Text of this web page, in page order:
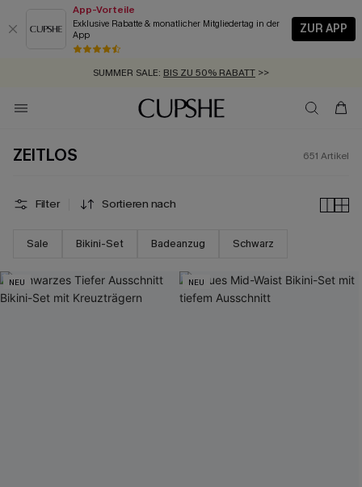
App-Vorteile
Exklusive Rabatte & monatlicher Mitgliedertag in der
App
ZUR APP
GRATIS MASSBAND MIT JEDEM SCHNELLVERSAND-ARTIKEL >>
SUMMER SALE:
ZUM NEWSLETTER:BIS ZU -20% EXTRA ERHALTEN
KOSTENLOSER VERSAND AB 89 €
ZEITLOS 651 Artikel
Filter Sortieren nach
Sale Bikini-Set Badeanzug Schwarz
NEU NEU